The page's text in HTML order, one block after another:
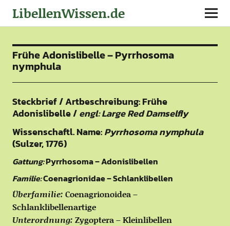
LibellenWissen.de
Frühe Adonislibelle – Pyrrhosoma
nymphula
Steckbrief / Artbeschreibung: Frühe
Adonislibelle /engl: Large Red Damselfly
Wissenschaftl. Name:Pyrrhosoma nymphula
(Sulzer, 1776)
Gattung:Pyrrhosoma – Adonislibellen
Familie:Coenagrionidae – Schlanklibellen
Überfamilie: Coenagrionoidea –
Schlanklibellenartige
Unterordnung: Zygoptera – Kleinlibellen